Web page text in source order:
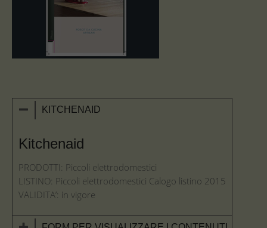
KITCHENAID
Kitchenaid
PRODOTTI: Piccoli elettrodomestici
LISTINO: Piccoli elettrodomestici Calogo listino 2015
VALIDITA’: in vigore